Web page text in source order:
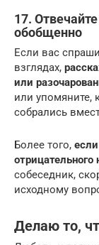
17.
обобщенно
Если вас
взглядах,
или
или упомяните,
собрались
Более того,
собеседник,
исходному
Делаю то,